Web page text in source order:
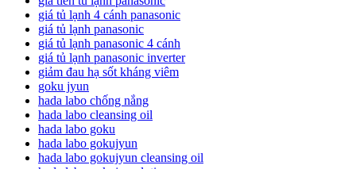
giá tủ lạnh 4 cánh panasonic
giá tủ lạnh panasonic
giá tủ lạnh panasonic 4 cánh
giá tủ lạnh panasonic inverter
giảm đau hạ sốt kháng viêm
goku jyun
hada labo chống nắng
hada labo cleansing oil
hada labo goku
hada labo gokujyun
hada labo gokujyun cleansing oil